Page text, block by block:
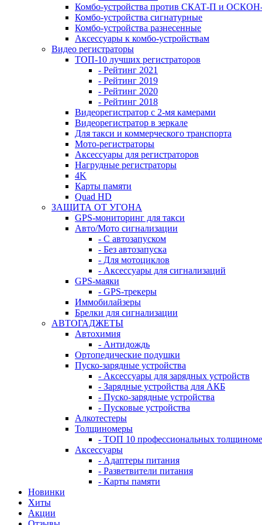
Комбо-устройства против СКАТ-П и
Комбо-устройства сигнатурные
Комбо-устройства разнесенные
Аксессуары к комбо-устройствам
Видео регистраторы
ТОП-10 лучших регистраторов
- Рейтинг 2021
- Рейтинг 2019
- Рейтинг 2020
- Рейтинг 2018
Видеорегистратор с 2-мя камерами
Видеорегистратор в зеркале
Для такси и коммерческого транспорта
Мото-регистраторы
Аксессуары для регистраторов
Нагрудные регистраторы
4K
Карты памяти
Quad HD
ЗАЩИТА ОТ УГОНА
GPS-мониторинг для такси
Авто/Мото сигнализации
- С автозапуском
- Без автозапуска
- Для мотоциклов
- Аксессуары для сигнализаций
GPS-маяки
- GPS-трекеры
Иммобилайзеры
Брелки для сигнализации
АВТОГАДЖЕТЫ
Автохимия
- Антидождь
Ортопедические подушки
Пуско-зарядные устройства
- Аксессуары для зарядных устройств
- Зарядные устройства для АКБ
- Пуско-зарядные устройства
- Пусковые устройства
Алкотестеры
Толщиномеры
- ТОП 10 профессиональных
Аксессуары
- Адаптеры питания
- Разветвители питания
- Карты памяти
Новинки
Хиты
Акции